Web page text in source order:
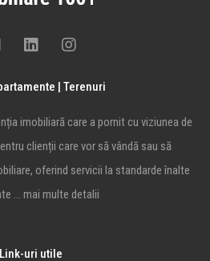
| Terenuri
imobiliară care a pornit cu viziunea de
clienții care vor să vândă sau să
oferind servicii la standarde înalte
… mai multe detalii
Link-uri utile